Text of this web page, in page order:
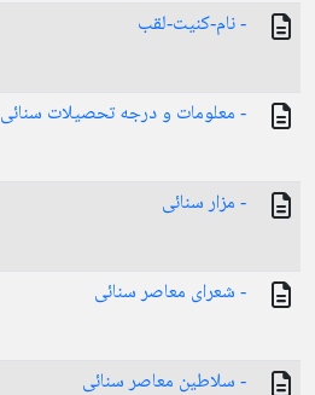
- نام-کنیت-لقب
- معلومات و درجه تحصیلات سنائی
- مزار سنائی
- شعرای معاصر سنائی
- سلاطین معاصر سنائی